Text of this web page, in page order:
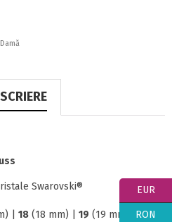
Swarovski®
| 18 (18 mm) | 19 (19 mm) |20
EUR
RON